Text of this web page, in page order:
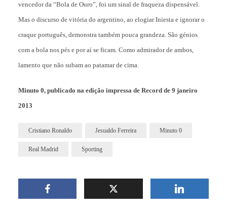
vencedor da “Bola de Ouro”, foi um sinal de fraqueza dispensável.
Mas o discurso de vitória do argentino, ao elogiar Iniesta e ignorar o
craque português, demonstra também pouca grandeza. São génios
com a bola nos pés e por aí se ficam. Como admirador de ambos,
lamento que não subam ao patamar de cima.
Minuto 0, publicado na edição impressa de Record de 9 janeiro
2013
Cristiano Ronaldo Jesualdo Ferreira Minuto 0
Real Madrid Sporting